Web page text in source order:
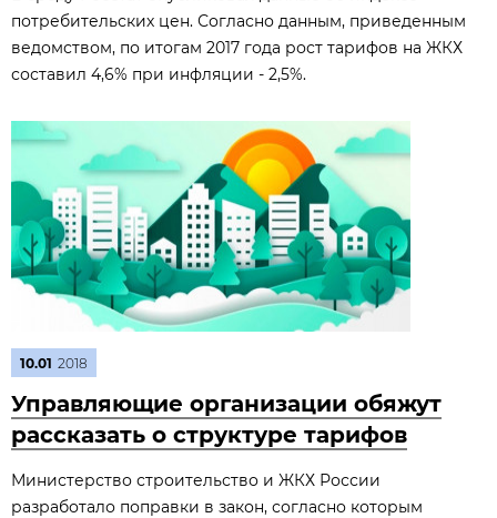
потребительских цен. Согласно данным, приведенным
ведомством, по итогам 2017 года рост тарифов на ЖКХ
составил 4,6% при инфляции - 2,5%.
10.01 2018
Управляющие организации обяжут
рассказать о структуре тарифов
Министерство строительство и ЖКХ России
разработало поправки в закон, согласно которым